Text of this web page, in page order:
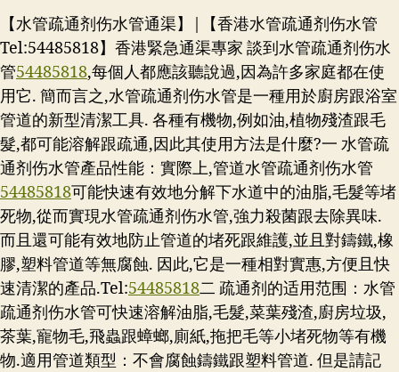
【水管疏通剂伤水管通渠】|【香港水管疏通剂伤水管
Tel:54485818】香港緊急通渠專家 談到水管疏通剂伤水
管54485818,每個人都應該聽說過,因為許多家庭都在使
用它. 簡而言之,水管疏通剂伤水管是一種用於廚房跟浴室
管道的新型清潔工具. 各種有機物,例如油,植物殘渣跟毛
髮,都可能溶解跟疏通,因此其使用方法是什麼?一 水管疏
通剂伤水管產品性能：實際上,管道水管疏通剂伤水管
54485818可能快速有效地分解下水道中的油脂,毛髮等堵
死物,從而實現水管疏通剂伤水管,強力殺菌跟去除異味.
而且還可能有效地防止管道的堵死跟維護,並且對鑄鐵,橡
膠,塑料管道等無腐蝕. 因此,它是一種相對實惠,方便且快
速清潔的產品.Tel:54485818二 疏通剂的适用范围：水管
疏通剂伤水管可快速溶解油脂,毛髮,菜葉殘渣,廚房垃圾,
茶葉,寵物毛,飛蟲跟蟑螂,廁紙,拖把毛等小堵死物等有機
物.適用管道類型：不會腐蝕鑄鐵跟塑料管道. 但是請記